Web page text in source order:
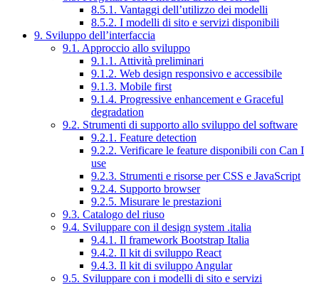
8.5.1. Vantaggi dell’utilizzo dei modelli
8.5.2. I modelli di sito e servizi disponibili
9. Sviluppo dell’interfaccia
9.1. Approccio allo sviluppo
9.1.1. Attività preliminari
9.1.2. Web design responsivo e accessibile
9.1.3. Mobile first
9.1.4. Progressive enhancement e Graceful
degradation
9.2. Strumenti di supporto allo sviluppo del software
9.2.1. Feature detection
9.2.2. Verificare le feature disponibili con Can I
use
9.2.3. Strumenti e risorse per CSS e JavaScript
9.2.4. Supporto browser
9.2.5. Misurare le prestazioni
9.3. Catalogo del riuso
9.4. Sviluppare con il design system .italia
9.4.1. Il framework Bootstrap Italia
9.4.2. Il kit di sviluppo React
9.4.3. Il kit di sviluppo Angular
9.5. Sviluppare con i modelli di sito e servizi